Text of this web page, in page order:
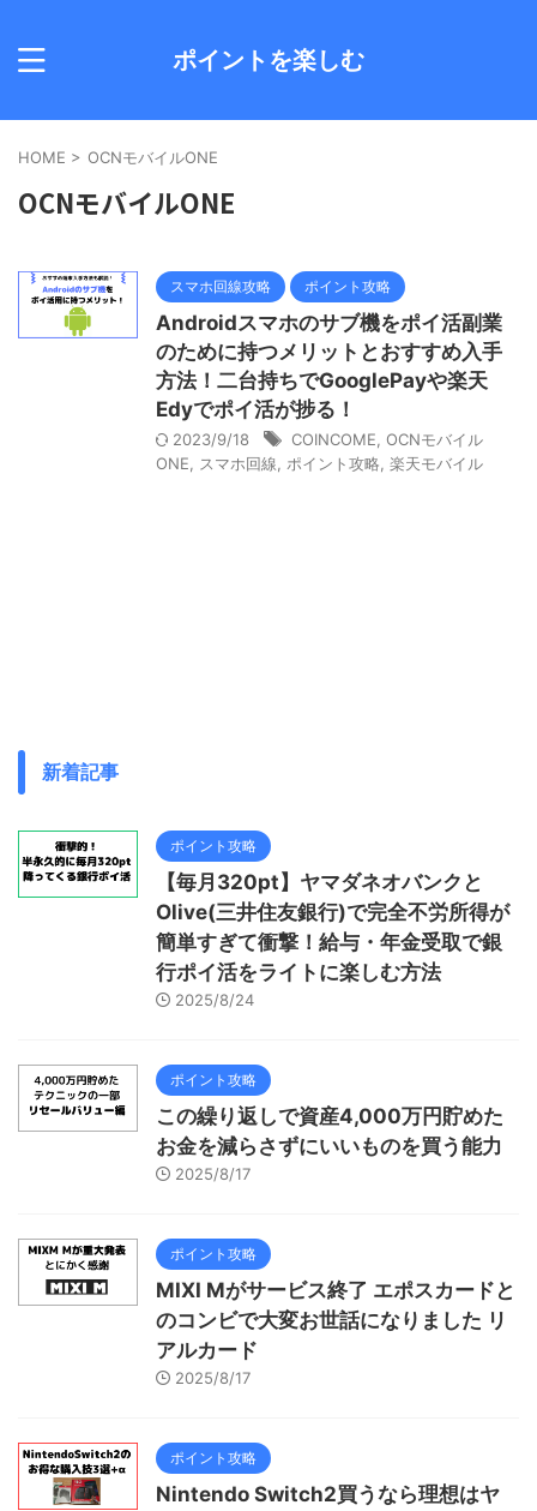
ポイントを楽しむ
HOME > OCNモバイルONE
OCNモバイルONE
スマホ回線攻略 ポイント攻略
Androidスマホのサブ機をポイ活副業
のために持つメリットとおすすめ入手
方法！二台持ちでGooglePayや楽天
Edyでポイ活が捗る！
2023/9/18 COINCOME OCNモバイル
ONE
スマホ回線 ポイント攻略 楽天モバイル
新着記事
ポイント攻略
【毎月320pt】ヤマダネオバンクと
Olive(三井住友銀行)で完全不労所得が
簡単すぎて衝撃！給与・年金受取で銀
行ポイ活をライトに楽しむ方法
2025/8/24
ポイント攻略
この繰り返しで資産4,000万円貯めた
お金を減らさずにいいものを買う能力
2025/8/17
ポイント攻略
MIXI Mがサービス終了 エポスカードと
のコンビで大変お世話になりました リ
アルカード
2025/8/17
ポイント攻略
Nintendo Switch2買うなら理想はヤ